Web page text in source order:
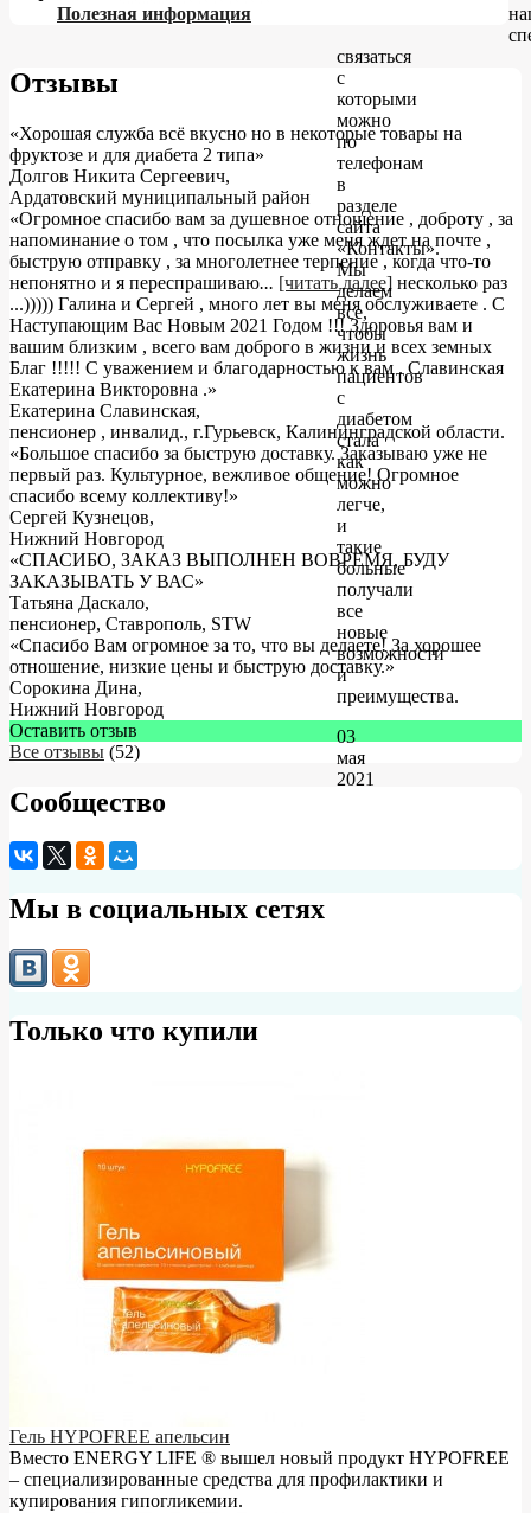
Полезная информация
Отзывы
«Хорошая служба всё вкусно но в некоторые товары на
фруктозе и для диабета 2 типа»
Долгов Никита Сергеевич,
Ардатовский муниципальный район
«Огромное спасибо вам за душевное отношение , доброту , за
напоминание о том , что посылка уже меня ждет на почте ,
быструю отправку , за многолетнее терпение , когда что-то
непонятно и я переспрашиваю... [читать далее] несколько раз
...))))) Галина и Сергей , много лет вы меня обслуживаете . С
Наступающим Вас Новым 2021 Годом !!! Здоровья вам и
вашим близким , всего вам доброго в жизни и всех земных
Благ !!!!! С уважением и благодарностью к вам . Славинская
Екатерина Викторовна .»
Екатерина Славинская,
пенсионер , инвалид., г.Гурьевск, Калининградской области.
«Большое спасибо за быструю доставку. Заказываю уже не
первый раз. Культурное, вежливое общение! Огромное
спасибо всему коллективу!»
Сергей Кузнецов,
Нижний Новгород
«СПАСИБО, ЗАКАЗ ВЫПОЛНЕН ВОВРЕМЯ, БУДУ
ЗАКАЗЫВАТЬ У ВАС»
Татьяна Даскало,
пенсионер, Ставрополь, STW
«Спасибо Вам огромное за то, что вы делаете! За хорошее
отношение, низкие цены и быструю доставку.»
Сорокина Дина,
Нижний Новгород
Оставить отзыв
Все отзывы (52)
Сообщество
Мы в социальных сетях
Только что купили
Гель HYPOFREE апельсин
Вместо ENERGY LIFE ® вышел новый продукт HYPOFREE
– cпециализированные средства для профилактики и
купирования гипогликемии.
связаться
с
которыми
можно
по
телефонам
в
разделе
сайта
«Контакты».
Мы
делаем
все,
чтобы
жизнь
пациентов
с
диабетом
стала
как
можно
легче,
и
такие
больные
получали
все
новые
возможности
и
преимущества.
03
мая
2021